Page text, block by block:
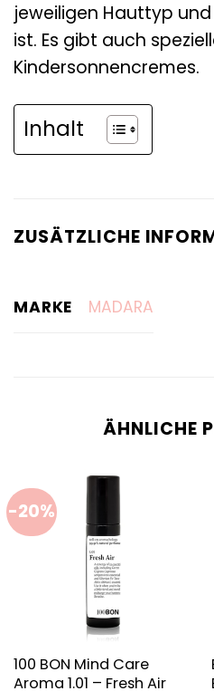
jeweiligen Hauttyp
ist. Es gibt auch
Kindersonnencremes.
Inhalt
ZUSÄTZLICHE
MARKE MADARA
ÄHNLICHE
-20%
100 BON Mind Care
Aroma 1.01 – Fresh Air